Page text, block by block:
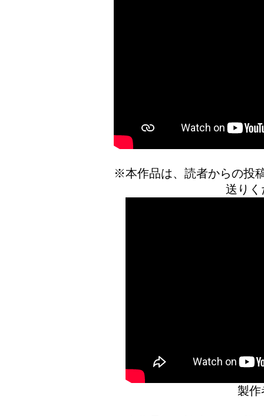
※本作品は、読者からの投
送り
製